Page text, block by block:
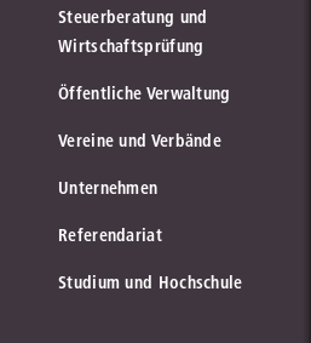
Steuerberatung und
Wirtschaftsprüfung
Öffentliche Verwaltung
Vereine und Verbände
Unternehmen
Referendariat
Studium und Hochschule